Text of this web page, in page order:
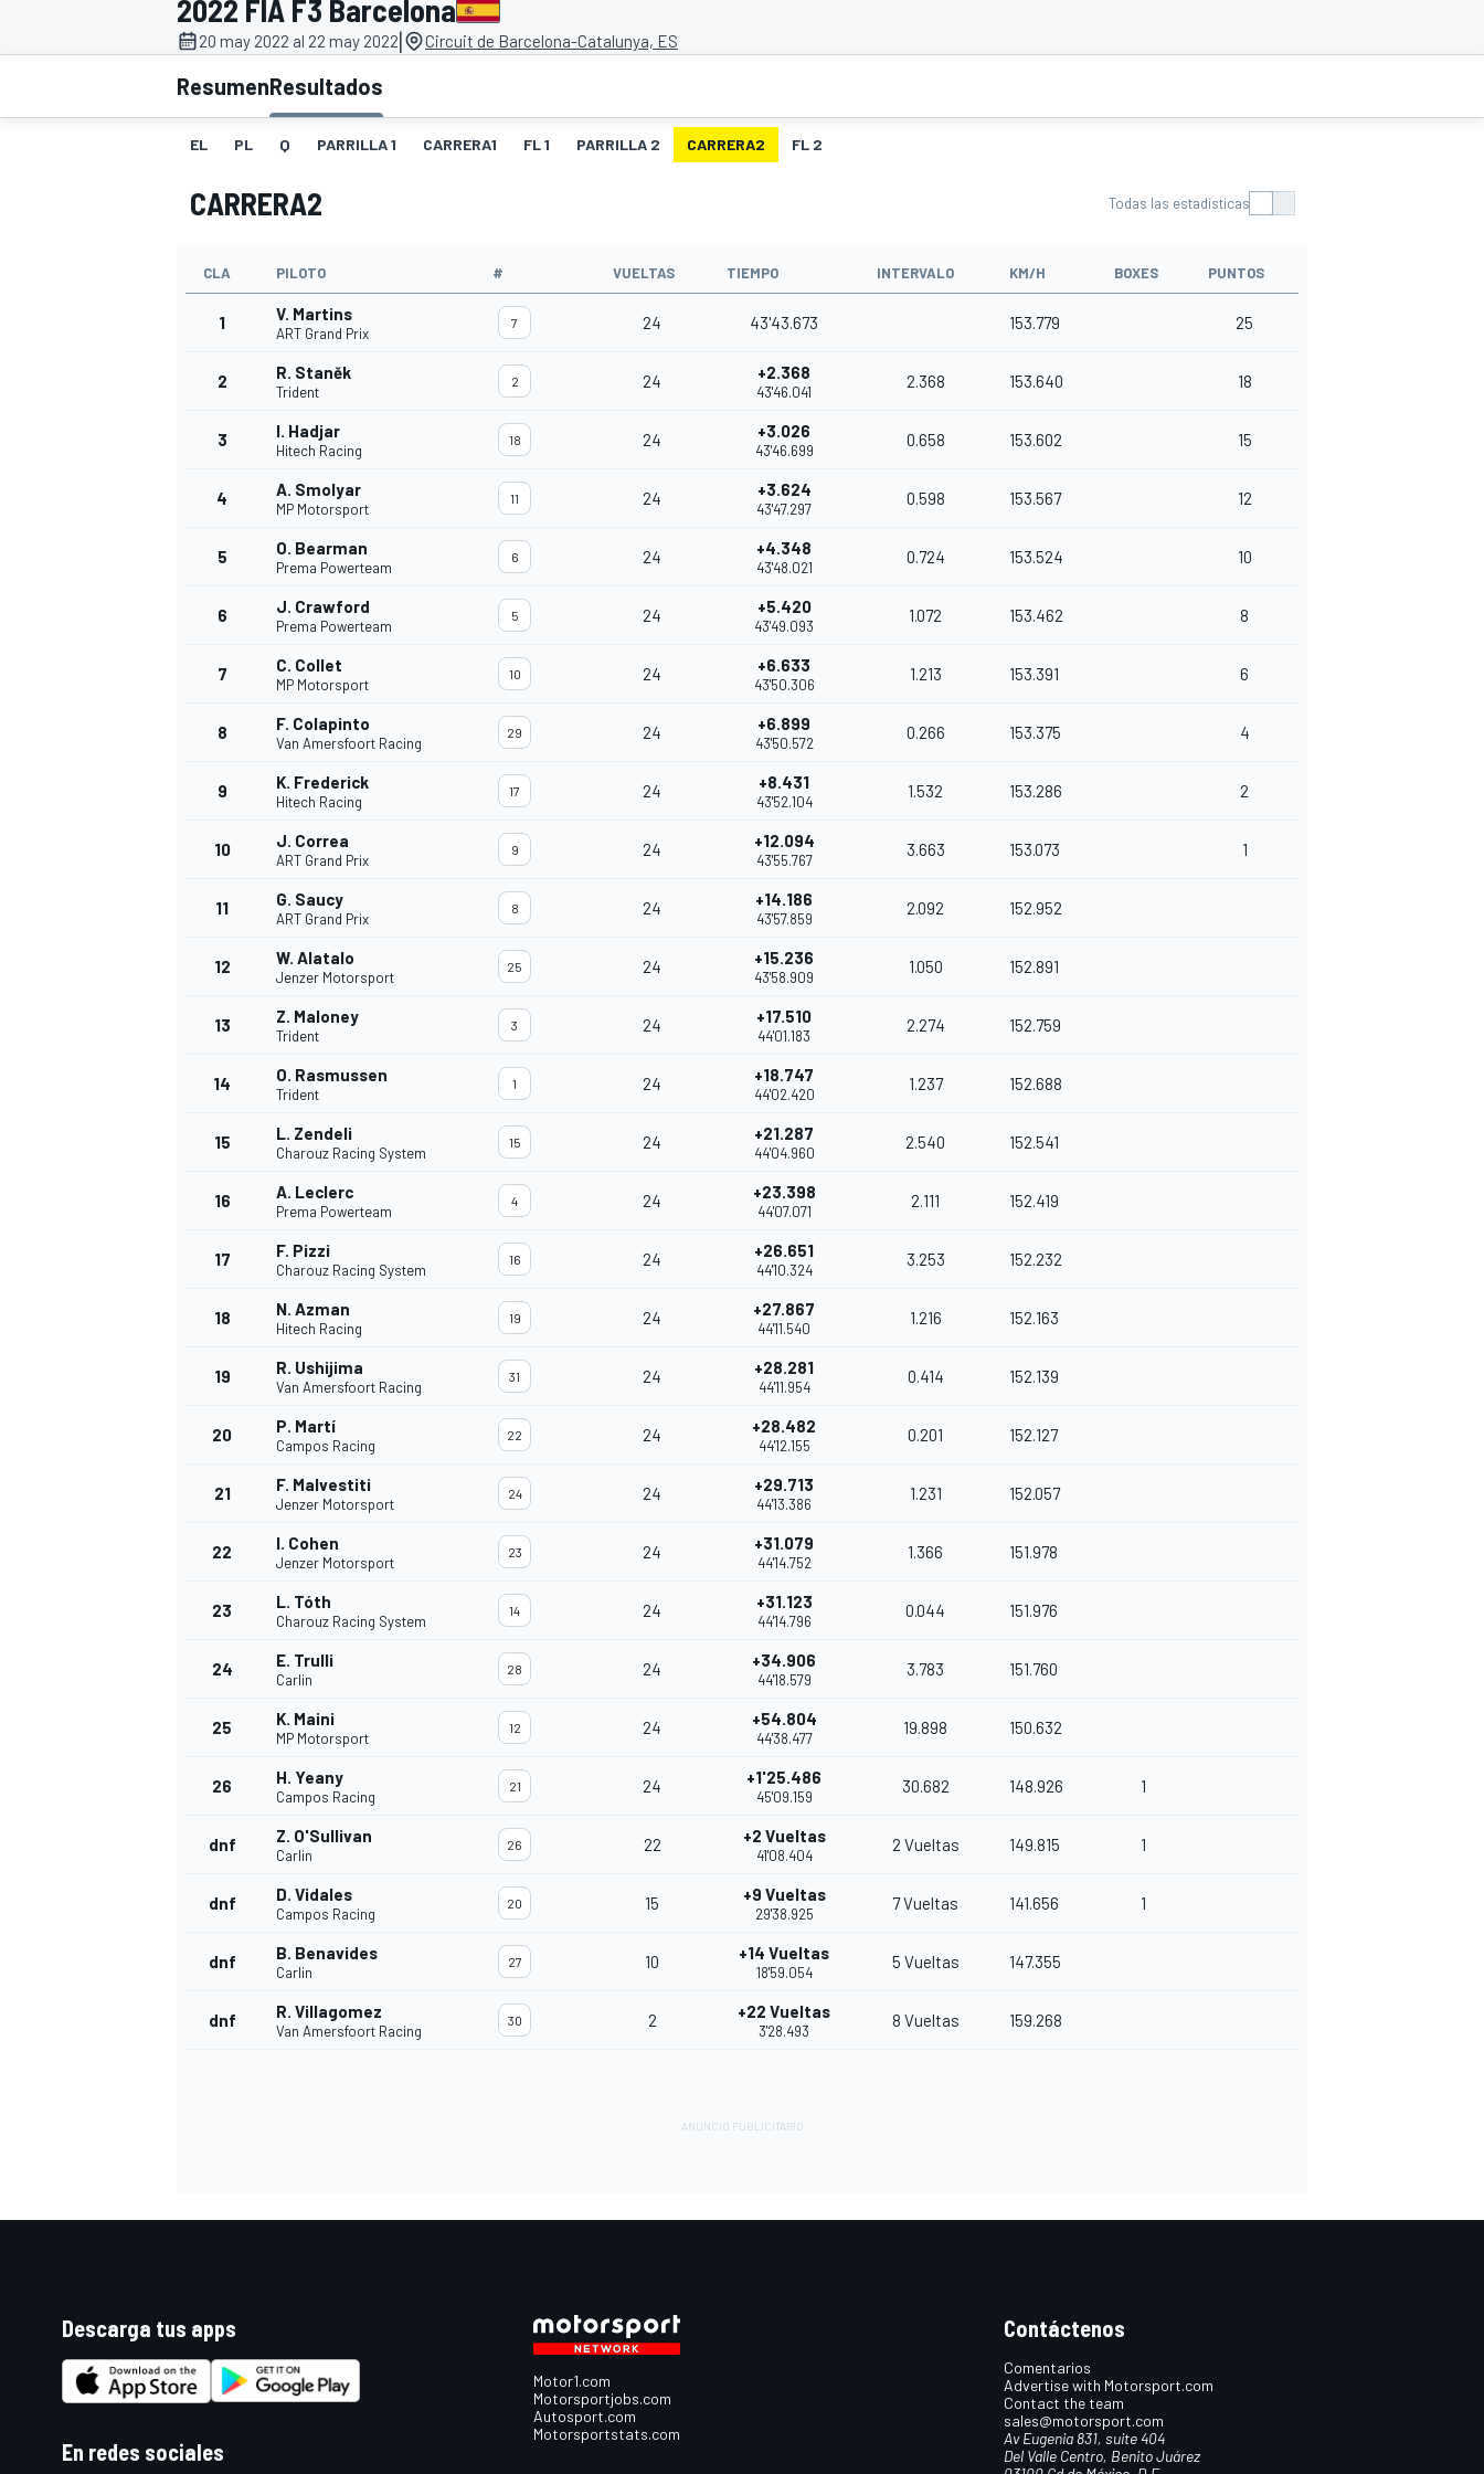
FÓRMULA E MOTO
2022 FIA F3 Barcelona
20 may 2022 al 22 may 2022| Circuit de Barcelona-Catalunya, ES
ResumenResultados
EL PL Q PARRILLA 1 CARRERA1 FL 1 PARRILLA 2 CARRERA2 FL 2
CARRERA2 Todas las estadísticas
CLA PILOTO # VUELTAS TIEMPO INTERVALO KM/H BOXES PUNTOS
1 V. Martins
ART Grand Prix
7 24 43'43.673 153.779 25
2 R. Staněk
Trident
2 24 +2.368
43'46.041
2.368 153.640 18
3 I. Hadjar
Hitech Racing
18 24 +3.026
43'46.699
0.658 153.602 15
4 A. Smolyar
MP Motorsport
11 24 +3.624
43'47.297
0.598 153.567 12
5 O. Bearman
Prema Powerteam
6 24 +4.348
43'48.021
0.724 153.524 10
6 J. Crawford
Prema Powerteam
5 24 +5.420
43'49.093
1.072 153.462 8
7 C. Collet
MP Motorsport
10 24 +6.633
43'50.306
1.213 153.391 6
8 F. Colapinto
Van Amersfoort Racing
29 24 +6.899
43'50.572
0.266 153.375 4
9 K. Frederick
Hitech Racing
17 24 +8.431
43'52.104
1.532 153.286 2
10 J. Correa
ART Grand Prix
9 24 +12.094
43'55.767
3.663 153.073 1
11 G. Saucy
ART Grand Prix
8 24 +14.186
43'57.859
2.092 152.952
12 W. Alatalo
Jenzer Motorsport
25 24 +15.236
43'58.909
1.050 152.891
13 Z. Maloney
Trident
3 24 +17.510
44'01.183
2.274 152.759
14 O. Rasmussen
Trident
1 24 +18.747
44'02.420
1.237 152.688
15 L. Zendeli
Charouz Racing System
15 24 +21.287
44'04.960
2.540 152.541
16 A. Leclerc
Prema Powerteam
4 24 +23.398
44'07.071
2.111 152.419
17 F. Pizzi
Charouz Racing System
16 24 +26.651
44'10.324
3.253 152.232
18 N. Azman
Hitech Racing
19 24 +27.867
44'11.540
1.216 152.163
19 R. Ushijima
Van Amersfoort Racing
31 24 +28.281
44'11.954
0.414 152.139
20 P. Martí
Campos Racing
22 24 +28.482
44'12.155
0.201 152.127
21 F. Malvestiti
Jenzer Motorsport
24 24 +29.713
44'13.386
1.231 152.057
22 I. Cohen
Jenzer Motorsport
23 24 +31.079
44'14.752
1.366 151.978
23 L. Tóth
Charouz Racing System
14 24 +31.123
44'14.796
0.044 151.976
24 E. Trulli
Carlin
28 24 +34.906
44'18.579
3.783 151.760
25 K. Maini
MP Motorsport
12 24 +54.804
44'38.477
19.898 150.632
26 H. Yeany
Campos Racing
21 24 +1'25.486
45'09.159
30.682 148.926 1
dnf Z. O'Sullivan
Carlin
26 22 +2 Vueltas
41'08.404
2 Vueltas 149.815 1
dnf D. Vidales
Campos Racing
20 15 +9 Vueltas
29'38.925
7 Vueltas 141.656 1
dnf B. Benavides
Carlin
27 10 +14 Vueltas
18'59.054
5 Vueltas 147.355
dnf R. Villagomez
Van Amersfoort Racing
30 2 +22 Vueltas
3'28.493
8 Vueltas 159.268
Descarga tus apps
En redes sociales
Motor1.com
Motorsportjobs.com
Autosport.com
Motorsportstats.com
Contáctenos
Comentarios
Advertise with Motorsport.com
Contact the team
sales@motorsport.com
Av Eugenia 831, suite 404
Del Valle Centro, Benito Juárez